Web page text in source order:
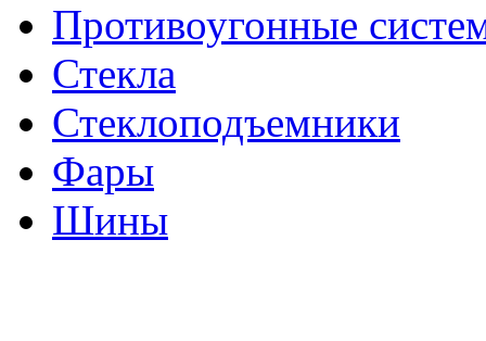
Противоугонные
Стекла
Стеклоподъемники
Фары
Шины